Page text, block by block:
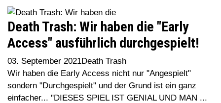
Death Trash: Wir haben die "Early
Access" ausführlich durchgespielt!
03. September 2021Death Trash
Wir haben die Early Access nicht nur "Angespielt"
sondern "Durchgespielt" und der Grund ist ein ganz
einfacher... "DIESES SPIEL IST GENIAL UND MAN ...